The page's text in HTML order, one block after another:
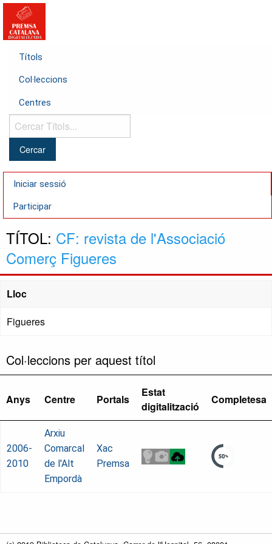
Títols
Col·leccions
Centres
Cercar
Títols...
Iniciar sessió
Participar
TÍTOL: CF: revista de l'Associació
Comerç Figueres
Lloc
Figueres
Col·leccions per aquest títol
Anys Centre Portals
Estat
digitalització
Completesa
2006-
2010
Arxiu
Comarcal
de l'Alt
Empordà
Xac
Premsa